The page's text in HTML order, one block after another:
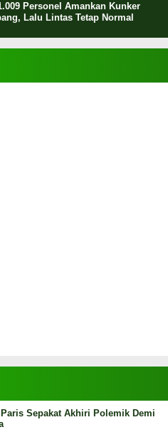
Personel Amankan Kunker
Lalu Lintas Tetap Normal
Sepakat Akhiri Polemik Demi